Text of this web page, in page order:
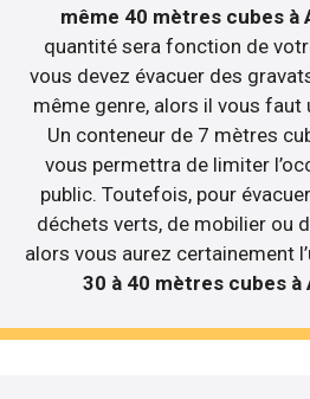
même 40 mètres cubes à
quantité sera fonction de
vous devez évacuer des
même genre, alors il vous faut
Un conteneur de 7 mètres
vous permettra de limiter
public. Toutefois, pour
déchets verts, de mobilier ou
alors vous aurez certainement
30 à 40 mètres cubes